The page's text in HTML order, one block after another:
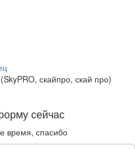
скайпро, скай про)
сейчас
время, спасибо